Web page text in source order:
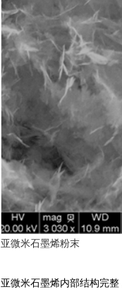
亚微米石墨烯粉末
亚微米石墨烯内部结构完